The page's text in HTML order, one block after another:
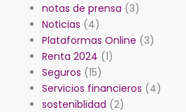
notas de prensa (3)
Noticias (4)
Plataformas Online (3)
Renta 2024 (1)
Seguros (15)
Servicios financieros (4)
sosteniblidad (2)